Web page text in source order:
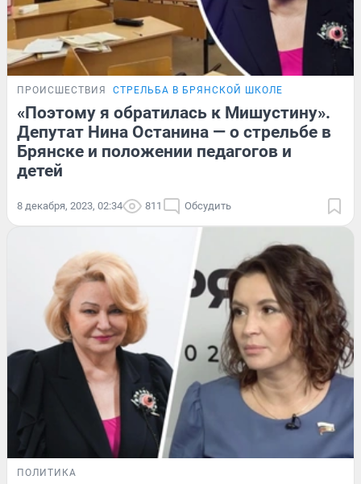
ПРОИСШЕСТВИЯ СТРЕЛЬБА В БРЯНСКОЙ ШКОЛЕ
«Поэтому я обратилась к Мишустину».
Депутат Нина Останина — о стрельбе в
Брянске и положении педагогов и
детей
8 декабря, 2023, 02:34 811 Обсудить
ПОЛИТИКА